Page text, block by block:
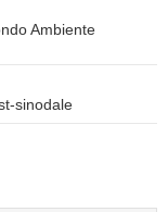
Ambiente
sinodale